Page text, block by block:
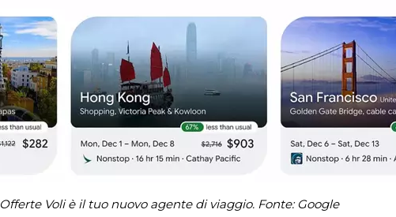
Offerte Voli è il tuo nuovo agente di viaggio. Fonte: Google